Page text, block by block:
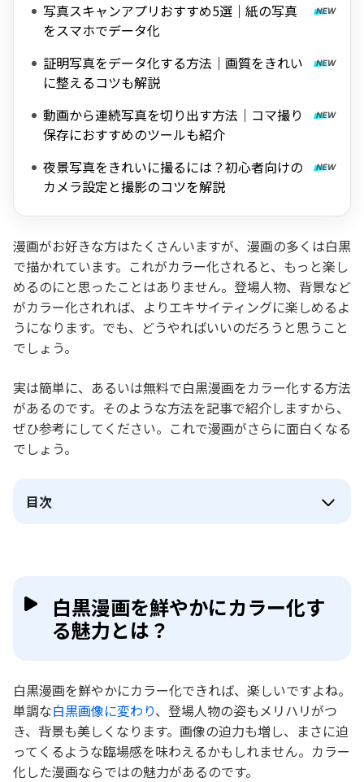
写真スキャンアプリおすすめ5選｜紙の写真
をスマホでデータ化
証明写真をデータ化する方法｜画質をきれい
に整えるコツも解説
動画から連続写真を切り出す方法｜コマ撮り
保存におすすめのツールも紹介
夜景写真をきれいに撮るには？初心者向けの
カメラ設定と撮影のコツを解説
漫画がお好きな方はたくさんいますが、漫画の多くは白黒
で描かれています。これがカラー化されると、もっと楽し
めるのにと思ったことはありません。登場人物、背景など
がカラー化されれば、よりエキサイティングに楽しめるよ
うになります。でも、どうやればいいのだろうと思うこと
でしょう。
実は簡単に、あるいは無料で白黒漫画をカラー化する方法
があるのです。そのような方法を記事で紹介しますから、
ぜひ参考にしてください。これで漫画がさらに面白くなる
でしょう。
目次
白黒漫画を鮮やかにカラー化す
る魅力とは？
白黒漫画を鮮やかにカラー化できれば、楽しいですよね。
単調な白黒画像に変わり、登場人物の姿もメリハリがつ
き、背景も美しくなります。画像の迫力も増し、まさに迫
ってくるような臨場感を味わえるかもしれません。カラー
化した漫画ならではの魅力があるのです。